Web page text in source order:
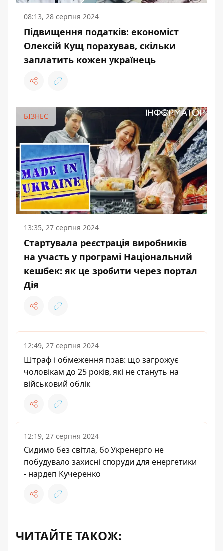
08:13, 28 серпня 2024
Підвищення податків: економіст
Олексій Кущ порахував, скільки
заплатить кожен українець
БІЗНЕС
13:35, 27 серпня 2024
Стартувала реєстрація виробників
на участь у програмі Національний
кешбек: як це зробити через портал
Дія
12:49, 27 серпня 2024
Штраф і обмеження прав: що загрожує
чоловікам до 25 років, які не стануть на
військовий облік
12:19, 27 серпня 2024
Сидимо без світла, бо Укренерго не
побудувало захисні споруди для енергетики
- нардеп Кучеренко
ЧИТАЙТЕ ТАКОЖ: